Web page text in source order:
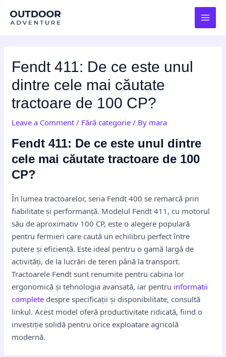
Fendt 411: De ce este unul
dintre cele mai căutate
tractoare de 100 CP?
Leave a Comment / Fără categorie / By mara
Fendt 411: De ce este unul dintre
cele mai căutate tractoare de 100
CP?
În lumea tractoarelor, seria Fendt 400 se remarcă prin
fiabilitate și performanță. Modelul Fendt 411, cu motorul
său de aproximativ 100 CP, este o alegere populară
pentru fermieri care caută un echilibru perfect între
putere și eficiență. Este ideal pentru o gamă largă de
activități, de la lucrări de teren până la transport.
Tractoarele Fendt sunt renumite pentru cabina lor
ergonomică și tehnologia avansată, iar pentru informatii
complete despre specificații și disponibilitate, consultă
linkul. Acest model oferă productivitate ridicată, fiind o
investiție solidă pentru orice exploatare agricolă
modernă.
navigation